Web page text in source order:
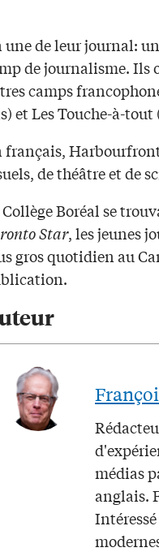
une de leur journal:
de journalisme. Ils
camps
et Les Touche-à-tout
français, Harbourfront
de théâtre et de
Boréal se
Star, les jeunes
gros quotidien au
médias
anglais.